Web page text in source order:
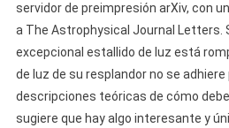
servidor de preimpresión arXiv, con
a The Astrophysical Journal Letters.
excepcional estallido de luz está
de luz de su resplandor no se
descripciones teóricas de cómo
sugiere que hay algo interesante y